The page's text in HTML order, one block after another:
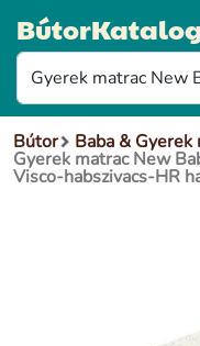
Bútor Baba & Gyerek
Gyerek matrac New
Visco-habszivacs-HR